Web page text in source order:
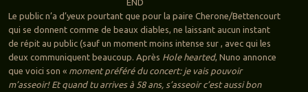
END
Le public n’a d’yeux pourtant que pour la paire Cherone/Bettencourt
qui se donnent comme de beaux diables, ne laissant aucun instant
de répit au public (sauf un moment moins intense sur , avec qui les
deux communiquent beaucoup. Après Hole hearted, Nuno annonce
que voici son « moment préféré du concert: je vais pouvoir
m’asseoir! Et quand tu arrives à 58 ans, s’asseoir c’est aussi bon